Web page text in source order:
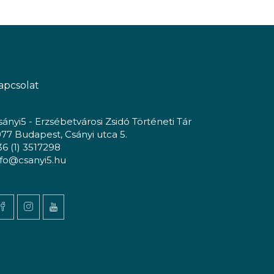
- Erzsébetvárosi Zsidó Történeti Tár
Budapest, Csányi utca 5.
(1) 3517298